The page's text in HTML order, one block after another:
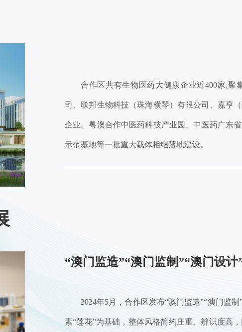
合作区共有生物医药大健康企业近400家,聚
司、联邦生物科技（珠海横琴）有限公司、嘉亨
企业。粤澳合作中医药科技产业园、中医药广东
示范基地等一批重大载体相继落地建设。
“澳门监造”“澳门监制”“澳门设计
2024年5月，合作区发布“澳门监造”“澳门监
素“莲花”为基础，整体风格简约庄重、辨识度高